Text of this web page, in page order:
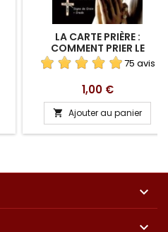
LA CARTE PRIÈRE :
COMMENT PRIER LE
CHAPELET ?75 avis
Prix
1,00 €
 Ajouter au panier

